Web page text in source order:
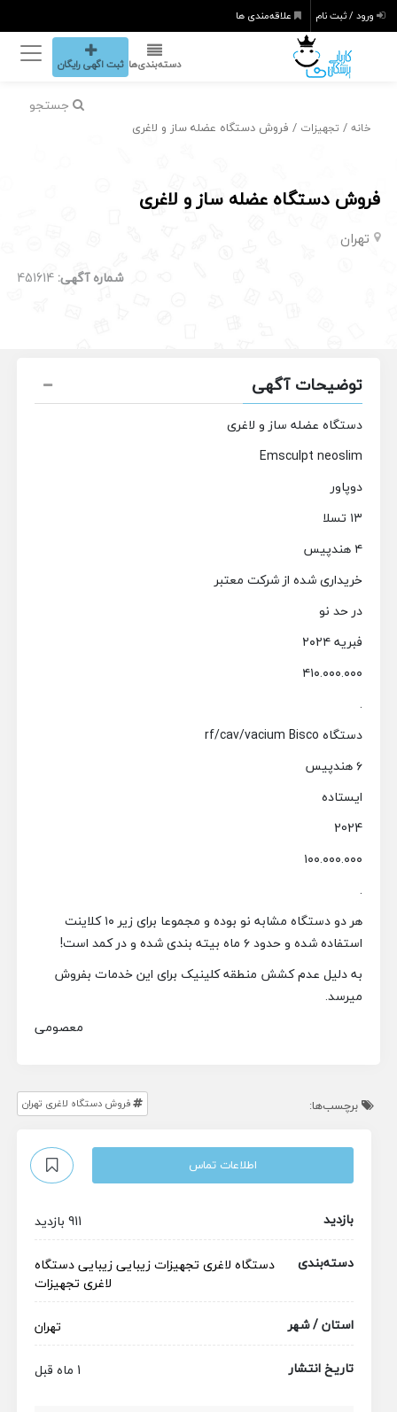
ورود / ثبت نام علاقه‌مندی ها
دسته‌بندی‌ها ثبت اگهی رایگان
جستجو
خانه / تجهیزات / فروش دستگاه عضله ساز و لاغری
فروش دستگاه عضله ساز و لاغری
تهران
شماره آگهی: 451614
توضیحات آگهی
دستگاه عضله ساز و لاغری
Emsculpt neoslim
دوپاور
۱۳ تسلا
۴ هندپیس
خریداری شده از شرکت معتبر
در حد نو
فبریه ۲۰۲۴
۴۱۰.۰۰۰.۰۰۰
.
دستگاه rf/cav/vacium Bisco
۶ هندپیس
ایستاده
2024
۱۰۰.۰۰۰.۰۰۰
.
هر دو دستگاه مشابه نو بوده و مجموعا برای زیر ۱۰ کلاینت
استفاده شده و حدود ۶ ماه بیته بندی شده و در کمد است!
به دلیل عدم کشش منطقه کلینیک برای این خدمات بفروش
میرسد.
معصومی
برچسب‌ها: فروش دستگاه لاغری تهران
اطلاعات تماس
بازدید
911 بازدید
دسته‌بندی
دستگاه لاغری تجهیزات زیباییزیباییدستگاه
لاغری تجهیزات
استان / شهر
تهران
تاریخ انتشار
1 ماه قبل